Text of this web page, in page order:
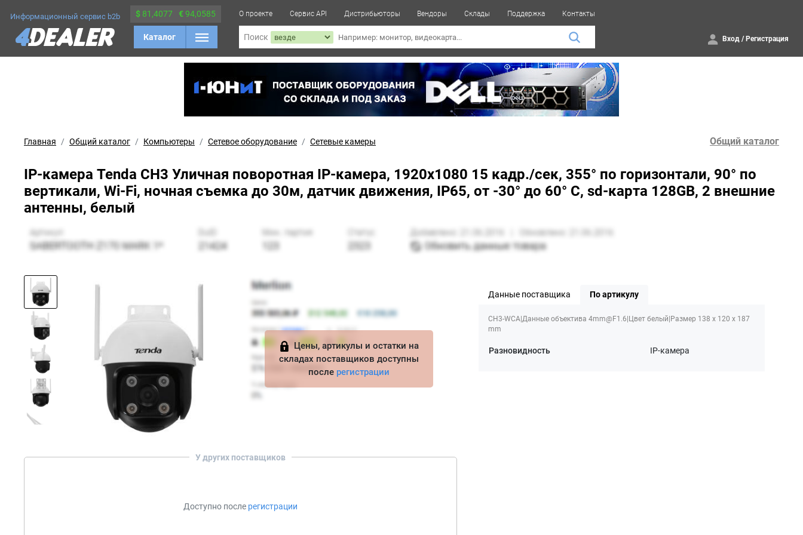
Информационный сервис b2b $ 81,4077 €94,0585
Каталог
О проекте Сервис API Дистрибьюторы Вендоры Склады Поддержка Контакты
Поиск Вход / Регистрация
Главная Общий каталог Компьютеры Сетевое оборудование Сетевые камеры Общий каталог
IP-камера Tenda CH3 Уличная поворотная IP-камера, 1920x1080 15 кадр./сек, 355° по горизонтали, 90° по
вертикали, Wi-Fi, ночная съемка до 30м, датчик движения, IP65, от -30° до 60° C, sd-карта 128GB, 2 внешние
антенны, белый
Цены, артикулы и остатки на
складах поставщиков доступны
после регистрации
У других поставщиков
Доступно после регистрации
Данные поставщика По артикулу
CH3-WCA|Данные объектива 4mm@F1.6|Цвет белый|Размер 138 x 120 x 187
mm
Разновидность IP-камера